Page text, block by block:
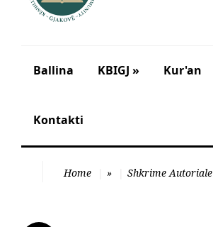
Ballina KBIGJ » Kur'an
Kontakti
Home » Shkrime Autoriale